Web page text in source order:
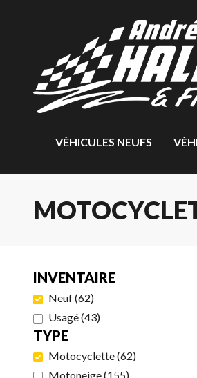
VÉHICULES NEUFS
INVENTAIRE
Neuf(62)
Usagé(43)
TYPE
Motocyclette(62)
Motoneige(155)